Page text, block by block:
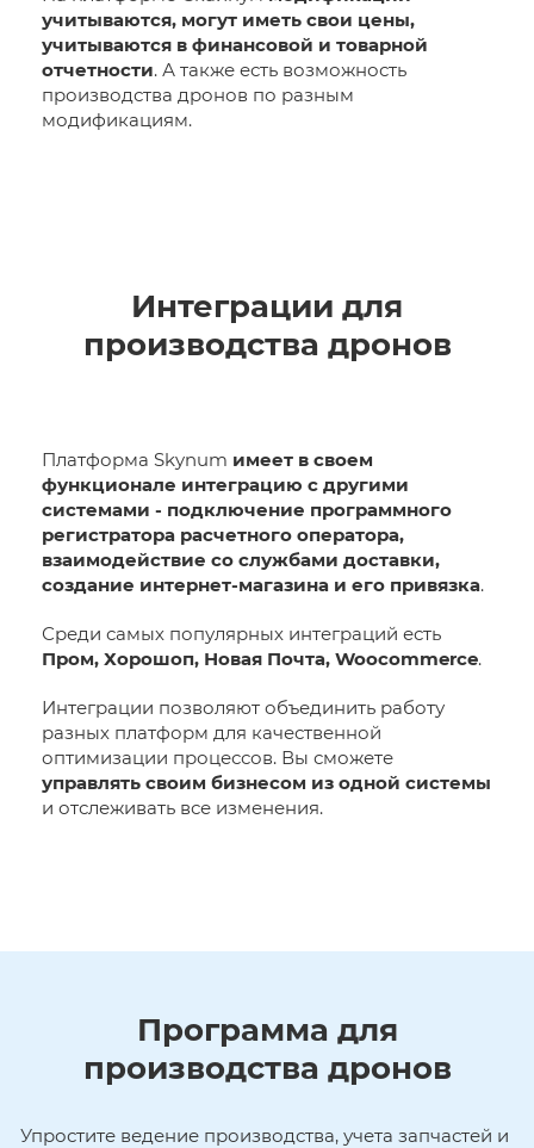
учитываются, могут иметь свои цены,
учитываются в финансовой и товарной
отчетности. А также есть возможность
производства дронов по разным
модификациям.
Интеграции для
производства дронов
Платформа Skynum имеет в своем
функционале интеграцию с другими
системами - подключение программного
регистратора расчетного оператора,
взаимодействие со службами доставки,
создание интернет-магазина и его привязка.
Среди самых популярных интеграций есть
Пром, Хорошоп, Новая Почта, Woocommerce.
Интеграции позволяют объединить работу
разных платформ для качественной
оптимизации процессов. Вы сможете
управлять своим бизнесом из одной системы
и отслеживать все изменения.
Программа для
производства дронов
Упростите ведение производства, учета запчастей и